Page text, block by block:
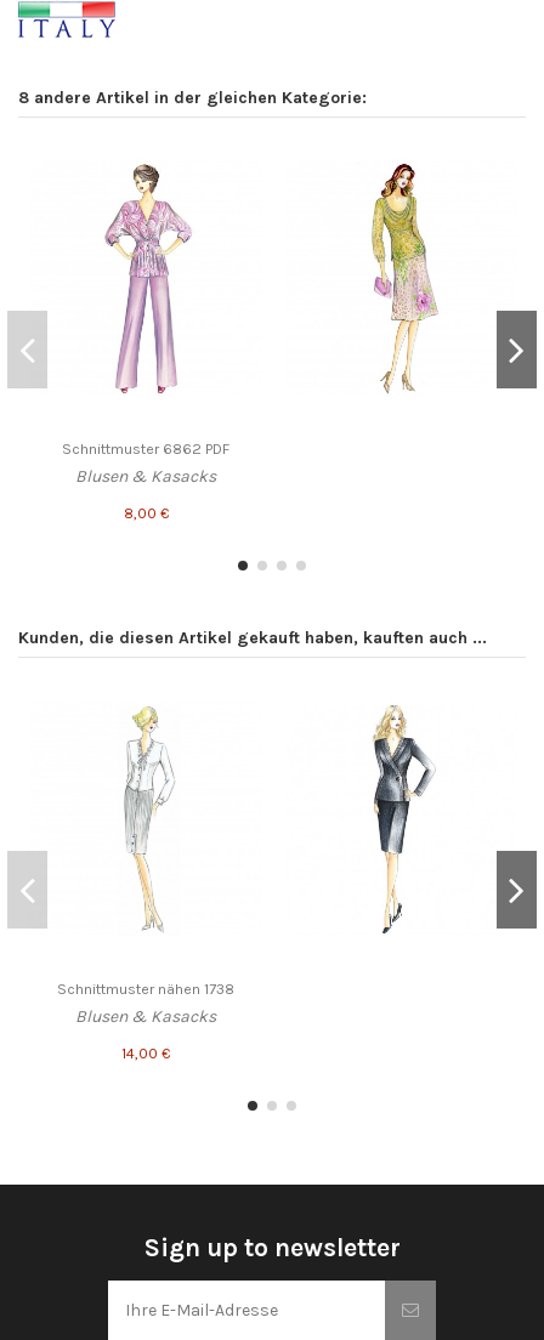
8 andere Artikel in der gleichen Kategorie:
Schnittmuster 6862 PDF
Blusen & Kasacks
8,00 €
Kunden, die diesen Artikel gekauft haben, kauften auch ...
Schnittmuster nähen 1738
Blusen & Kasacks
14,00 €
Sign up to newsletter